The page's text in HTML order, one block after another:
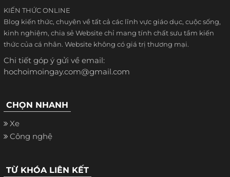
KIẾN THỨC ONLINE
Blog kiến thức, chuyên về tất cả các lĩnh vực giáo dục, cuộc sống,
kinh nghiệm, chia sẻ Website chỉ mang tính chất sưu tầm kiến
thức của cá nhân. Website không có giá trị thương mại.
Chi tiết góp ý gửi về email:
hochoimoingay.com@gmail.com
CHỌN NHANH
Xe
Công nghệ
TỪ KHÓA LIÊN KẾT